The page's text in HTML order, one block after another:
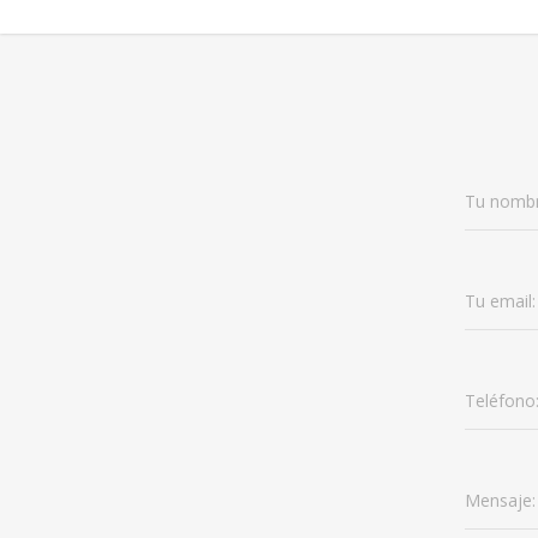
Tu
Tu email:
Teléfono:
Mensaje: